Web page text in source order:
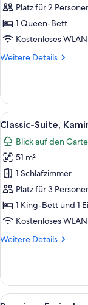
Queen-
Bett,
Kamin
Gate
floor,
NO
PETS)
anzeigen
Platz für 2
1 Queen-Bett
Kostenloses WLAN
Weitere Details
Weitere
Zimmer,
Queen-
Bett,
Kamin
(River
Gate
Room,
2nd
floor,
NO
PETS)
Alle
Fotos
für
Classic-
Suite,
Kamin
(Country
Suite)
4
Classic-Suite,
Blick auf den
51 m²
1 Schlafzimmer
Platz für 3
1 King-Bett und 1
Kostenloses WLAN
Weitere Details
Weitere
Suite,
Kamin
Alle